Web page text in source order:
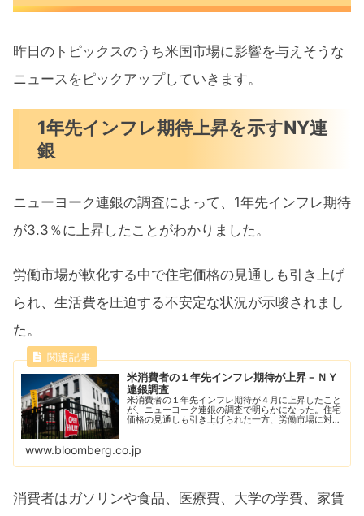
昨日のトピックスのうち米国市場に影響を与えそうな
ニュースをピックアップしていきます。
1年先インフレ期待上昇を示すNY連
銀
ニューヨーク連銀の調査によって、1年先インフレ期待
が3.3％に上昇したことがわかりました。
労働市場が軟化する中で住宅価格の見通しも引き上げ
られ、生活費を圧迫する不安定な状況が示唆されまし
た。
米消費者の１年先インフレ期待が上昇－ＮＹ
連銀調査
米消費者の１年先インフレ期待が４月に上昇したこと
が、ニューヨーク連銀の調査で明らかになった。住宅
価格の見通しも引き上げられた一方、労働市場に対す
www.bloomberg.co.jp
消費者はガソリンや食品、医療費、大学の学費、家賃